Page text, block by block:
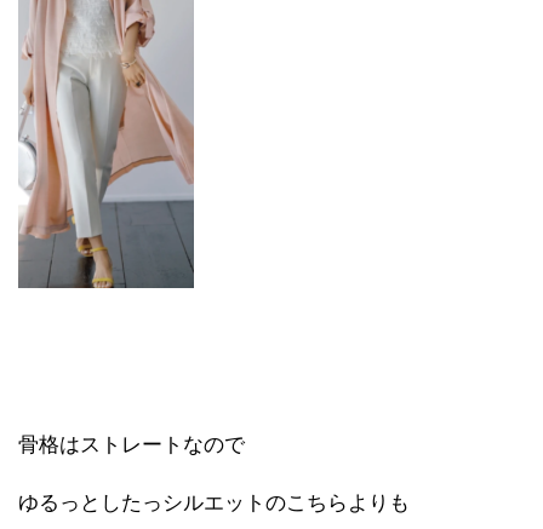
骨格はストレートなので
ゆるっとしたっシルエットのこちらよりも